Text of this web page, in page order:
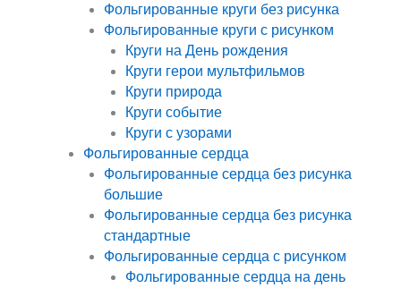
Фольгированные круги без рисунка
Фольгированные круги с рисунком
Круги на День рождения
Круги герои мультфильмов
Круги природа
Круги событие
Круги с узорами
Фольгированные сердца
Фольгированные сердца без рисунка
большие
Фольгированные сердца без рисунка
стандартные
Фольгированные сердца с рисунком
Фольгированные сердца на день